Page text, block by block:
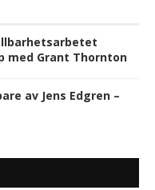
med Grant Thornton
av Jens Edgren –